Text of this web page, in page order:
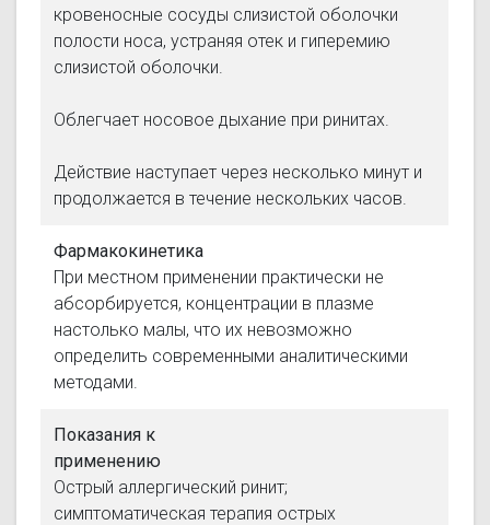
кровеносные сосуды слизистой оболочки
полости носа, устраняя отек и гиперемию
слизистой оболочки.
Облегчает носовое дыхание при ринитах.
Действие наступает через несколько минут и
продолжается в течение нескольких часов.
Фармакокинетика
При местном применении практически не
абсорбируется, концентрации в плазме
настолько малы, что их невозможно
определить современными аналитическими
методами.
Показания к
применению
Острый аллергический ринит;
симптоматическая терапия острых